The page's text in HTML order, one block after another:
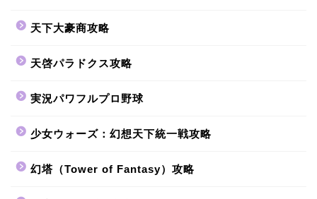
天下大豪商攻略
天啓パラドクス攻略
実況パワフルプロ野球
少女ウォーズ：幻想天下統一戦攻略
幻塔（Tower of Fantasy）攻略